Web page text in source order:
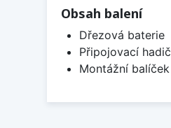
Obsah balení
Dřezová baterie
Připojovací
Montážní balíček